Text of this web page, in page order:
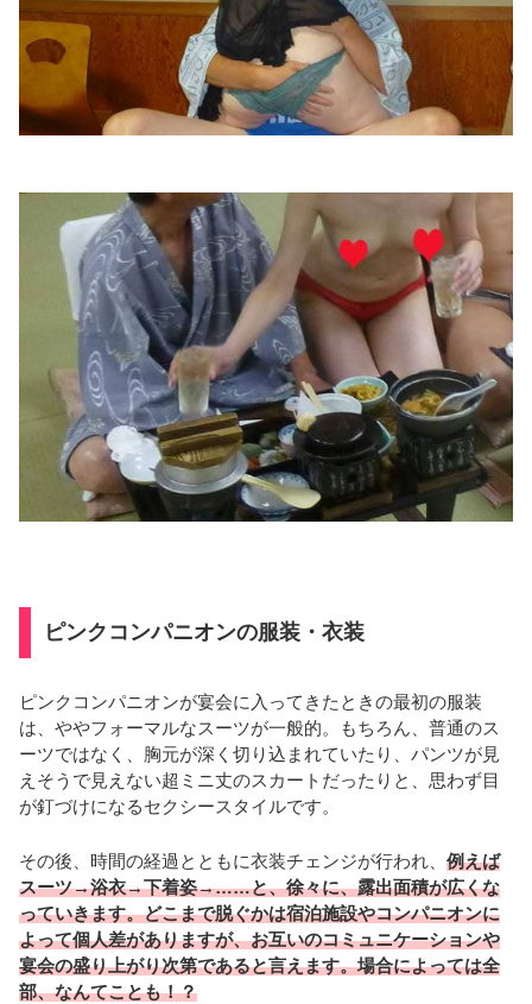
ピンクコンパニオンの服装・衣装
ピンクコンパニオンが宴会に入ってきたときの最初の服装
は、ややフォーマルなスーツが一般的。もちろん、普通のス
ーツではなく、胸元が深く切り込まれていたり、パンツが見
えそうで見えない超ミニ丈のスカートだったりと、思わず目
が釘づけになるセクシースタイルです。
その後、時間の経過とともに衣装チェンジが行われ、 例えば
スーツ→浴衣→下着姿→……と、徐々に、露出面積が広くな
っていきます。どこまで脱ぐかは宿泊施設やコンパニオンに
よって個人差がありますが、お互いのコミュニケーションや
宴会の盛り上がり次第であると言えます。場合によっては全
部、なんてことも！？